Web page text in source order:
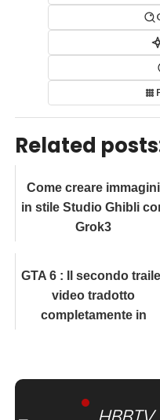
Related
Come creare immagini
in stile Studio Ghibli
Grok3
GTA 6 : Il secondo
video tradotto
completamente in